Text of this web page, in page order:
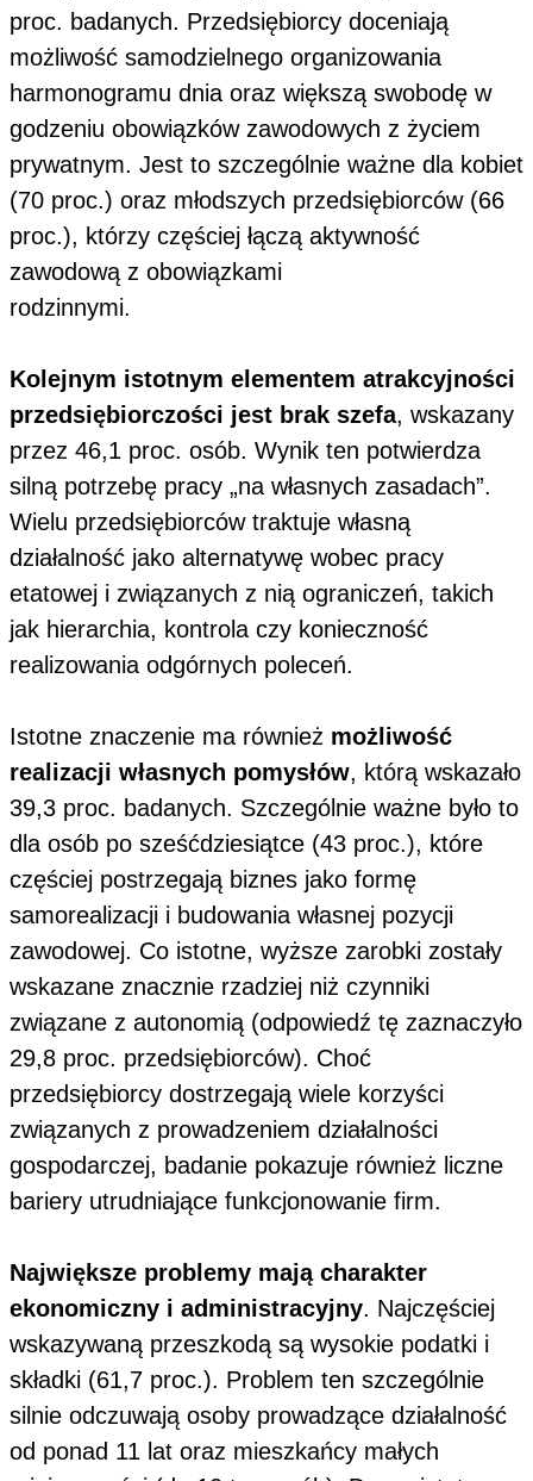
proc. badanych. Przedsiębiorcy doceniają
możliwość samodzielnego organizowania
harmonogramu dnia oraz większą swobodę w
godzeniu obowiązków zawodowych z życiem
prywatnym. Jest to szczególnie ważne dla kobiet
(70 proc.) oraz młodszych przedsiębiorców (66
proc.), którzy częściej łączą aktywność
zawodową z obowiązkami
rodzinnymi.
Kolejnym istotnym elementem atrakcyjności
przedsiębiorczości jest brak szefa, wskazany
przez 46,1 proc. osób. Wynik ten potwierdza
silną potrzebę pracy „na własnych zasadach”.
Wielu przedsiębiorców traktuje własną
działalność jako alternatywę wobec pracy
etatowej i związanych z nią ograniczeń, takich
jak hierarchia, kontrola czy konieczność
realizowania odgórnych poleceń.
Istotne znaczenie ma również możliwość
realizacji własnych pomysłów, którą wskazało
39,3 proc. badanych. Szczególnie ważne było to
dla osób po sześćdziesiątce (43 proc.), które
częściej postrzegają biznes jako formę
samorealizacji i budowania własnej pozycji
zawodowej. Co istotne, wyższe zarobki zostały
wskazane znacznie rzadziej niż czynniki
związane z autonomią (odpowiedź tę zaznaczyło
29,8 proc. przedsiębiorców). Choć
przedsiębiorcy dostrzegają wiele korzyści
związanych z prowadzeniem działalności
gospodarczej, badanie pokazuje również liczne
bariery utrudniające funkcjonowanie firm.
Największe problemy mają charakter
ekonomiczny i administracyjny. Najczęściej
wskazywaną przeszkodą są wysokie podatki i
składki (61,7 proc.). Problem ten szczególnie
silnie odczuwają osoby prowadzące działalność
od ponad 11 lat oraz mieszkańcy małych